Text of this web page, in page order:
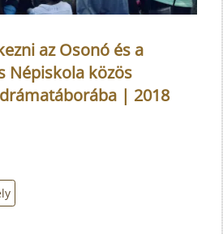
az Osonó és a
Népiskola közös
| 2018